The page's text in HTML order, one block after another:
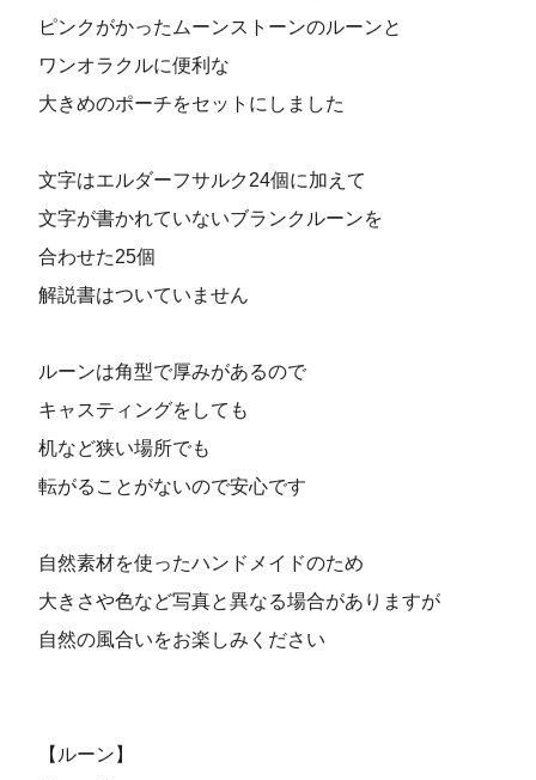
ピンクがかったムーンストーンのルーンと
ワンオラクルに便利な
大きめのポーチをセットにしました
文字はエルダーフサルク24個に加えて
文字が書かれていないブランクルーンを
合わせた25個
解説書はついていません
ルーンは角型で厚みがあるので
キャスティングをしても
机など狭い場所でも
転がることがないので安心です
自然素材を使ったハンドメイドのため
大きさや色など写真と異なる場合がありますが
自然の風合いをお楽しみください
【ルーン】